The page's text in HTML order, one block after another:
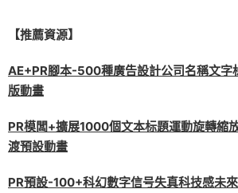
【推薦資源】
AE+PR腳本-500種廣告設計公司名稱文字
版動畫
PR模闆+擴展1000個文本标題運動旋轉縮
渡預設動畫
PR預設-100+科幻數字信号失真科技感未